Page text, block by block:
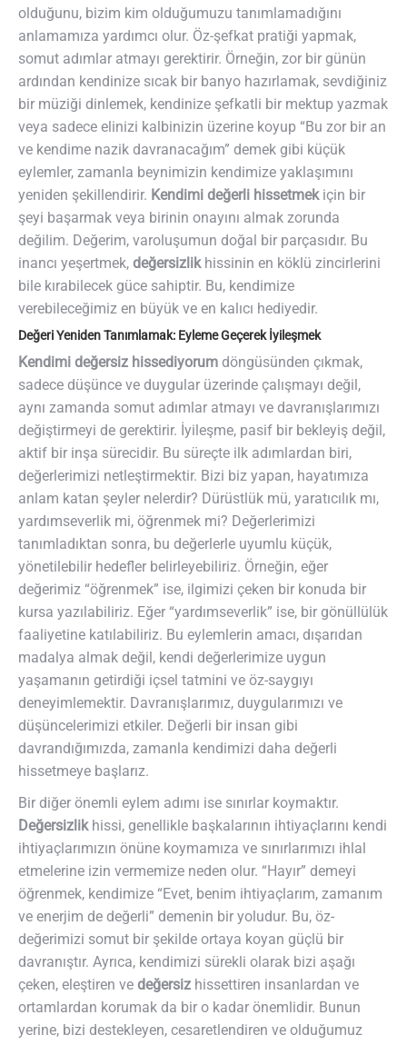
olduğunu, bizim kim olduğumuzu tanımlamadığını
anlamamıza yardımcı olur. Öz-şefkat pratiği yapmak,
somut adımlar atmayı gerektirir. Örneğin, zor bir günün
ardından kendinize sıcak bir banyo hazırlamak, sevdiğiniz
bir müziği dinlemek, kendinize şefkatli bir mektup yazmak
veya sadece elinizi kalbinizin üzerine koyup “Bu zor bir an
ve kendime nazik davranacağım” demek gibi küçük
eylemler, zamanla beynimizin kendimize yaklaşımını
yeniden şekillendirir. Kendimi değerli hissetmekiçin bir
şeyi başarmak veya birinin onayını almak zorunda
değilim. Değerim, varoluşumun doğal bir parçasıdır. Bu
inancı yeşertmek, değersizlikhissinin en köklü zincirlerini
bile kırabilecek güce sahiptir. Bu, kendimize
verebileceğimiz en büyük ve en kalıcı hediyedir.
Değeri Yeniden Tanımlamak: Eyleme Geçerek İyileşmek
Kendimi değersiz hissediyorum döngüsünden çıkmak,
sadece düşünce ve duygular üzerinde çalışmayı değil,
aynı zamanda somut adımlar atmayı ve davranışlarımızı
değiştirmeyi de gerektirir. İyileşme, pasif bir bekleyiş değil,
aktif bir inşa sürecidir. Bu süreçte ilk adımlardan biri,
değerlerimizi netleştirmektir. Bizi biz yapan, hayatımıza
anlam katan şeyler nelerdir? Dürüstlük mü, yaratıcılık mı,
yardımseverlik mi, öğrenmek mi? Değerlerimizi
tanımladıktan sonra, bu değerlerle uyumlu küçük,
yönetilebilir hedefler belirleyebiliriz. Örneğin, eğer
değerimiz “öğrenmek” ise, ilgimizi çeken bir konuda bir
kursa yazılabiliriz. Eğer “yardımseverlik” ise, bir gönüllülük
faaliyetine katılabiliriz. Bu eylemlerin amacı, dışarıdan
madalya almak değil, kendi değerlerimize uygun
yaşamanın getirdiği içsel tatmini ve öz-saygıyı
deneyimlemektir. Davranışlarımız, duygularımızı ve
düşüncelerimizi etkiler. Değerli bir insan gibi
davrandığımızda, zamanla kendimizi daha değerli
hissetmeye başlarız.
Bir diğer önemli eylem adımı ise sınırlar koymaktır.
Değersizlikhissi, genellikle başkalarının ihtiyaçlarını kendi
ihtiyaçlarımızın önüne koymamıza ve sınırlarımızı ihlal
etmelerine izin vermemize neden olur. “Hayır” demeyi
öğrenmek, kendimize “Evet, benim ihtiyaçlarım, zamanım
ve enerjim de değerli” demenin bir yoludur. Bu, öz-
değerimizi somut bir şekilde ortaya koyan güçlü bir
davranıştır. Ayrıca, kendimizi sürekli olarak bizi aşağı
çeken, eleştiren ve değersiz hissettiren insanlardan ve
ortamlardan korumak da bir o kadar önemlidir. Bunun
yerine, bizi destekleyen, cesaretlendiren ve olduğumuz